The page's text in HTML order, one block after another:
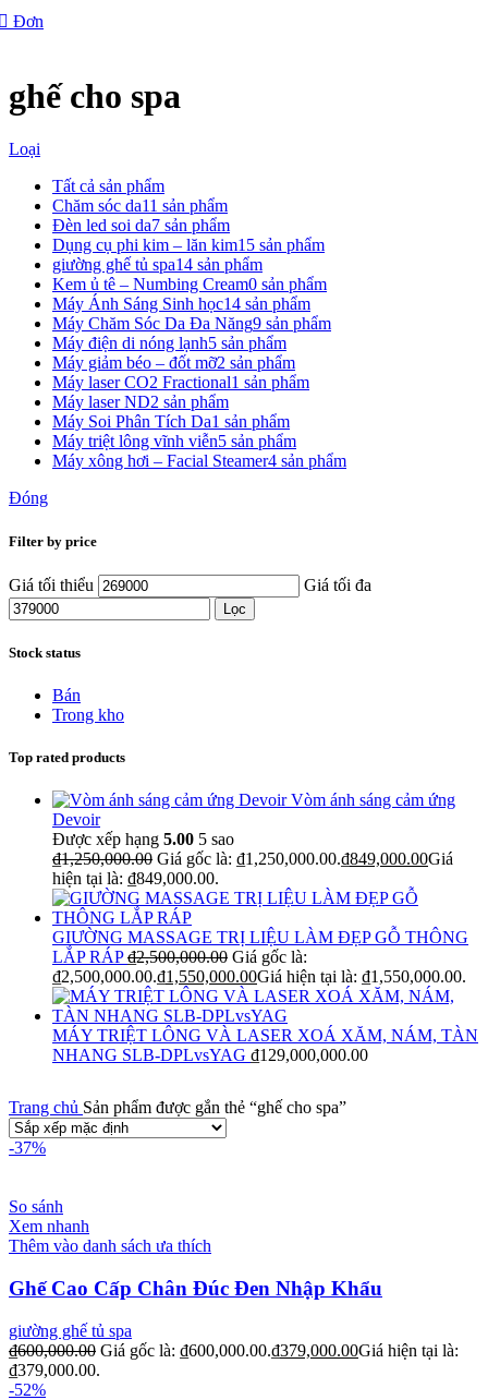
Đơn
ghế cho spa
Loại
Tất cả sản phẩm
Chăm sóc da11 sản phẩm
Đèn led soi da7 sản phẩm
Dụng cụ phi kim – lăn kim15 sản phẩm
giường ghế tủ spa14 sản phẩm
Kem ủ tê – Numbing Cream0 sản phẩm
Máy Ánh Sáng Sinh học14 sản phẩm
Máy Chăm Sóc Da Đa Năng9 sản phẩm
Máy điện di nóng lạnh5 sản phẩm
Máy giảm béo – đốt mỡ2 sản phẩm
Máy laser CO2 Fractional1 sản phẩm
Máy laser ND2 sản phẩm
Máy Soi Phân Tích Da1 sản phẩm
Máy triệt lông vĩnh viễn5 sản phẩm
Máy xông hơi – Facial Steamer4 sản phẩm
Đóng
Filter by price
Giá tối thiểu Giá tối đa
Lọc
Stock status
Bán
Trong kho
Top rated products
Vòm ánh sáng cảm ứng
Devoir
Được xếp hạng 5.00 5 sao
₫1,250,000.00 Giá gốc là: ₫1,250,000.00.₫849,000.00Giá
hiện tại là: ₫849,000.00.
GIƯỜNG MASSAGE TRỊ LIỆU LÀM ĐẸP GỖ THÔNG
LẮP RÁP₫2,500,000.00 Giá gốc là:
₫2,500,000.00.₫1,550,000.00Giá hiện tại là: ₫1,550,000.00.
MÁY TRIỆT LÔNG VÀ LASER XOÁ XĂM, NÁM, TÀN
NHANG SLB-DPLvsYAG ₫129,000,000.00
Trang chủ Sản phẩm được gắn thẻ “ghế cho spa”
-37%
So sánh
Xem nhanh
Thêm vào danh sách ưa thích
Ghế Cao Cấp Chân Đúc Đen Nhập Khẩu
giường ghế tủ spa
₫600,000.00 Giá gốc là: ₫600,000.00.₫379,000.00Giá hiện tại là:
₫379,000.00.
-52%